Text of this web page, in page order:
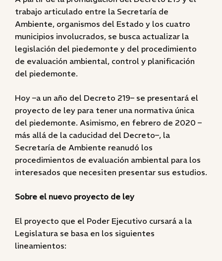
trabajo articulado entre la Secretaría de
Ambiente, organismos del Estado y los cuatro
municipios involucrados, se busca actualizar la
legislación del piedemonte y del procedimiento
de evaluación ambiental, control y planificación
del piedemonte.
Hoy –a un año del Decreto 219– se presentará el
proyecto de ley para tener una normativa única
del piedemonte. Asimismo, en febrero de 2020 –
más allá de la caducidad del Decreto–, la
Secretaría de Ambiente reanudó los
procedimientos de evaluación ambiental para los
interesados que necesiten presentar sus estudios.
Sobre el nuevo proyecto de ley
El proyecto que el Poder Ejecutivo cursará a la
Legislatura se basa en los siguientes
lineamientos: